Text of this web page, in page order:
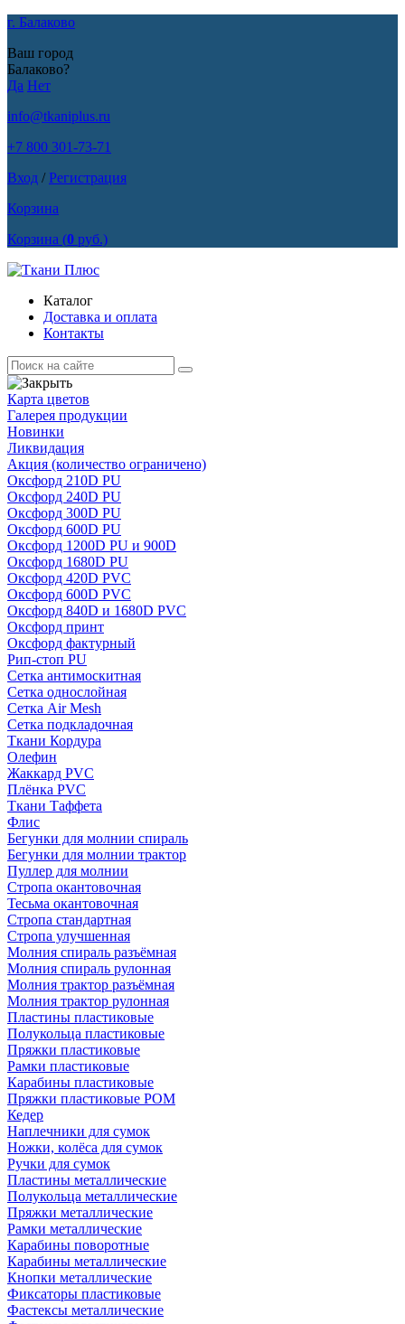
г. Балаково
Ваш город
Балаково?
Да Нет
info@tkaniplus.ru
+7 800 301-73-71
Вход /Регистрация
Корзина
Корзина (0 руб.)
Каталог
Доставка и оплата
Контакты
Карта цветов
Галерея продукции
Новинки
Ликвидация
Акция (количество ограничено)
Оксфорд 210D PU
Оксфорд 240D PU
Оксфорд 300D PU
Оксфорд 600D PU
Оксфорд 1200D PU и 900D
Оксфорд 1680D PU
Оксфорд 420D PVC
Оксфорд 600D PVC
Оксфорд 840D и 1680D PVC
Оксфорд принт
Оксфорд фактурный
Рип-стоп PU
Сетка антимоскитная
Сетка однослойная
Сетка Air Mesh
Сетка подкладочная
Ткани Кордура
Олефин
Жаккард PVC
Плёнка PVC
Ткани Таффета
Флис
Бегунки для молнии спираль
Бегунки для молнии трактор
Пуллер для молнии
Стропа окантовочная
Тесьма окантовочная
Стропа стандартная
Стропа улучшенная
Молния спираль разъёмная
Молния спираль рулонная
Молния трактор разъёмная
Молния трактор рулонная
Пластины пластиковые
Полукольца пластиковые
Пряжки пластиковые
Рамки пластиковые
Карабины пластиковые
Пряжки пластиковые РОМ
Кедер
Наплечники для сумок
Ножки, колёса для сумок
Ручки для сумок
Пластины металлические
Полукольца металлические
Пряжки металлические
Рамки металлические
Карабины поворотные
Карабины металлические
Кнопки металлические
Фиксаторы пластиковые
Фастексы металлические